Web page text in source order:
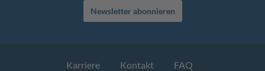
Newsletter abonnieren
Karriere Kontakt
FAQ